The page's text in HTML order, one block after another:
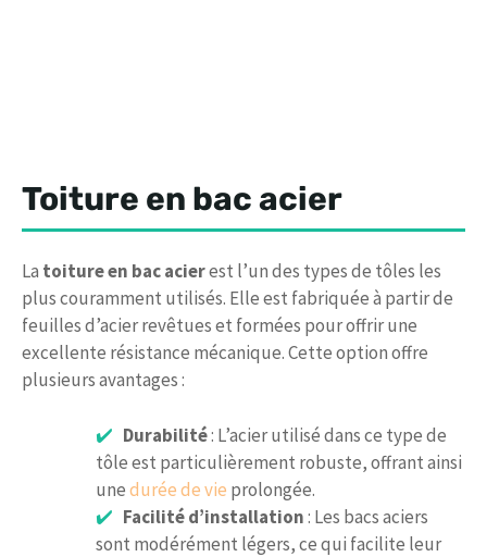
Toiture en bac acier
La toiture en bac acierest l’un des types de tôles les
plus couramment utilisés. Elle est fabriquée à partir de
feuilles d’acier revêtues et formées pour offrir une
excellente résistance mécanique. Cette option offre
plusieurs avantages :
Durabilité: L’acier utilisé dans ce type de
tôle est particulièrement robuste, offrant ainsi
unedurée de vie prolongée.
Facilité d’installation: Les bacs aciers
sont modérément légers, ce qui facilite leur